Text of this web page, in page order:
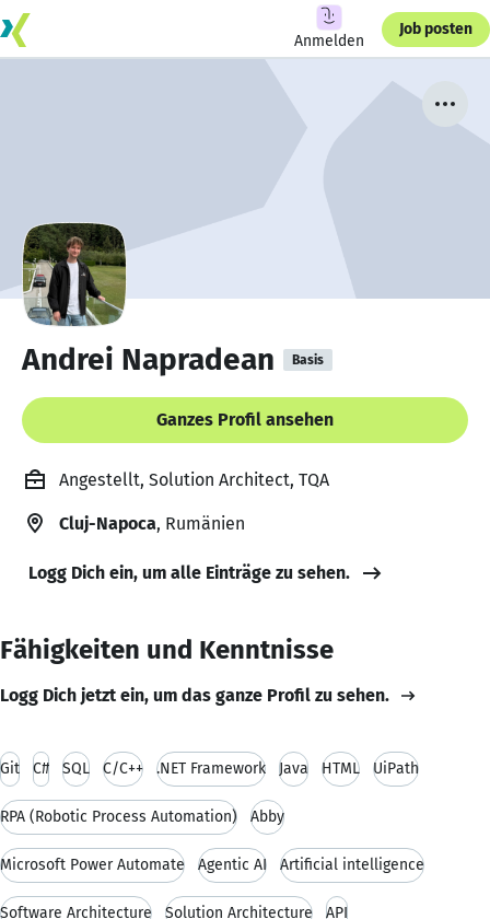
Anmelden
Job posten
Andrei Napradean Basis
Ganzes Profil ansehen
Angestellt, Solution Architect, TQA
Cluj-Napoca, Rumänien
Logg Dich ein, um alle Einträge zu sehen.
Fähigkeiten und Kenntnisse
Logg Dich jetzt ein, um das ganze Profil zu sehen.
Git C# SQL C/C++ .NET Framework Java HTML UiPath
RPA (Robotic Process Automation) Abby
Microsoft Power Automate Agentic AI Artificial intelligence
Software Architecture Solution Architecture API